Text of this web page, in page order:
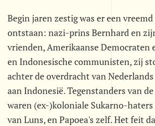
Begin jaren zestig was er een
ontstaan: nazi-prins Bernhard en
vrienden, Amerikaanse Democraten
en Indonesische communisten, zij
achter de overdracht van
aan Indonesië. Tegenstanders van
waren (ex-)koloniale Sukarno-
van Luns, en Papoea's zelf. Het feit